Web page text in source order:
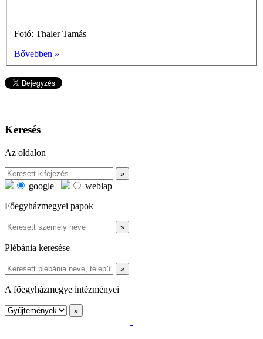
Fotó: Thaler Tamás
Bővebben »
Keresés
Az oldalon
google
weblap
Főegyházmegyei papok
Plébánia keresése
A főegyházmegye intézményei